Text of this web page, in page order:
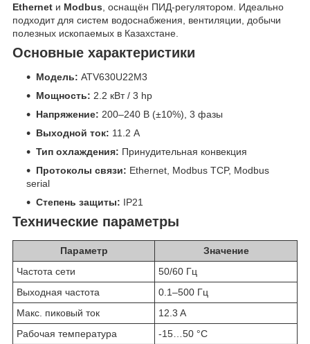
Ethernet и Modbus , оснащён ПИД-регулятором. Идеально
подходит для систем водоснабжения, вентиляции, добычи
полезных ископаемых в Казахстане.
Основные характеристики
Модель: ATV630U22M3
Мощность: 2.2 кВт / 3 hp
Напряжение: 200–240 В (±10%), 3 фазы
Выходной ток: 11.2 А
Тип охлаждения: Принудительная конвекция
Протоколы связи: Ethernet, Modbus TCP, Modbus
serial
Степень защиты: IP21
Технические параметры
Параметр
Значение
Частота сети
50/60 Гц
Выходная частота
0.1–500 Гц
Макс. пиковый ток
12.3 A
Рабочая температура
-15…50 °C